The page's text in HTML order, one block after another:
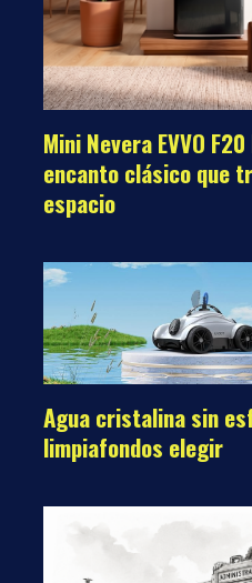
Mini Nevera EVVO
encanto clásico que
espacio
Agua cristalina sin
limpiafondos elegir